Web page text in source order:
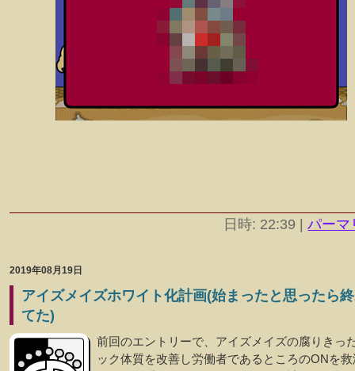
日時: 22:39 | パーマ
2019年08月19日
アイズメイズホワイト化計画(始まったと思ったら
てた)
前回のエントリーで、アイズメイズの腐りきっ
ック体質を改善し労働者であるところのONを